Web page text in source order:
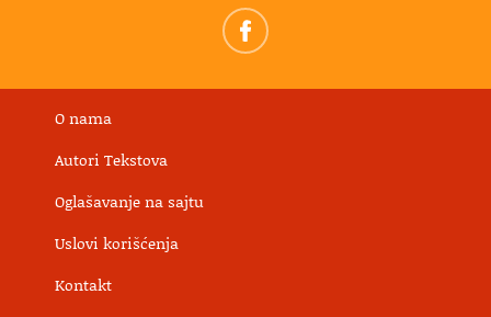
O nama
Autori Tekstova
Oglašavanje na sajtu
Uslovi korišćenja
Kontakt